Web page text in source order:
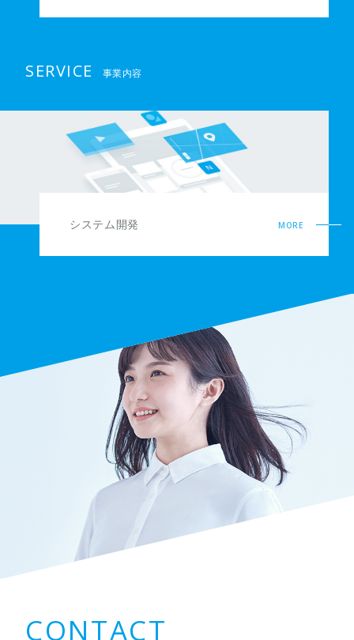
SERVICE 事業内容
システム開発 MORE
CONTACT